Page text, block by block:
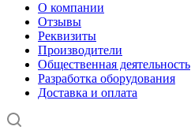
О компании
Отзывы
Реквизиты
Производители
Общественная деятельность
Разработка оборудования
Доставка и оплата